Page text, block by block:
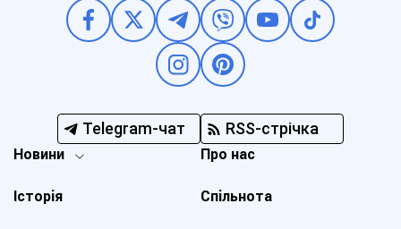
Telegram-чат RSS-стрічка
Новини
Історія
Про нас
Спільнота